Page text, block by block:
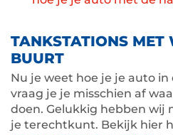
TANKSTATIONS MET
BUURT
Nu je weet hoe je je auto in
vraag je je misschien af
doen. Gelukkig hebben wij
je terechtkunt. Bekijk hier